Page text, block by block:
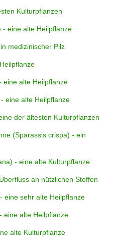
Kulturpflanzen
- eine alte Heilpflanze
medizinischer Pilz
eine alte Heilpflanze
eine alte Heilpflanze
der ältesten Kulturpflanzen
(Sparassis crispa) - ein
- eine alte Kulturpflanze
an nützlichen Stoffen
eine sehr alte Heilpflanze
eine alte Heilpflanze
alte Kulturpflanze